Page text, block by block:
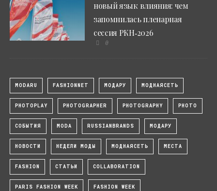
новый язык влияния: чем
запомнилась пленарная
сессия РКН‑2026
0
MODARU FASHIONNET МОДАРУ МОДНАЯСЕТЬ
PHOTOPLAY PHOTOGRAPHER PHOTOGRAPHY PHOTO
СОБЫТИЯ MODA RUSSIANBRANDS МОДАРУ
НОВОСТИ НЕДЕЛИ МОДЫ МОДНАЯСЕТЬ МЕСТА
FASHION СТАТЬИ COLLABORATION
PARIS FASHION WEEK FASHION WEEK